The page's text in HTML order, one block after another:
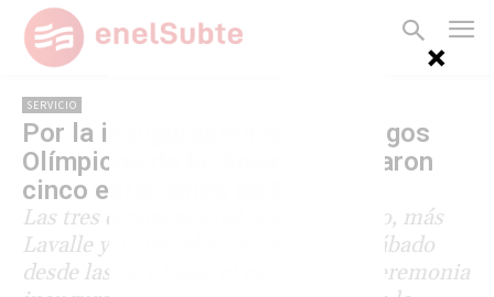
SERVICIO
Por la inauguración de los Juegos
Olímpicos de la Juventud cerraron
cinco estaciones de Subte
Las tres estaciones del Nodo Obelisco, más
Lavalle y Tribunales, cerraron este sábado
desde las 14 y hasta el cierre por la ceremonia